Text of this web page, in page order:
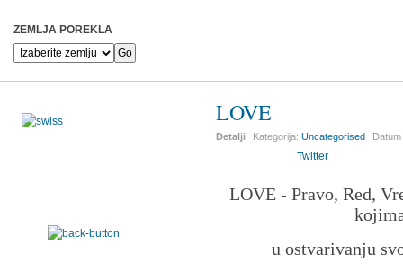
ZEMLJA POREKLA
LOVE
Detalji Kategorija:Uncategorised
Twitter
LOVE - Pravo, Red,
u ostvarivanju